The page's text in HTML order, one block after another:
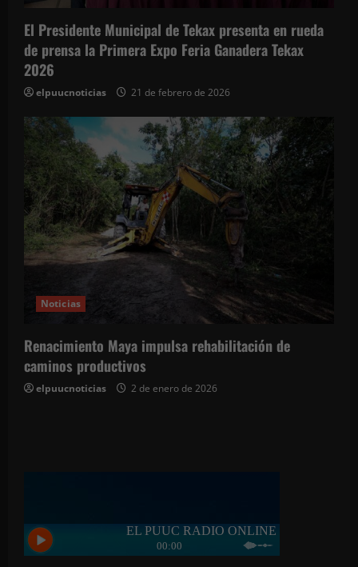
El Presidente Municipal de Tekax presenta en rueda
de prensa la Primera Expo Feria Ganadera Tekax
2026
elpuucnoticias 21 de febrero de 2026
Noticias
Renacimiento Maya impulsa rehabilitación de
caminos productivos
elpuucnoticias 2 de enero de 2026